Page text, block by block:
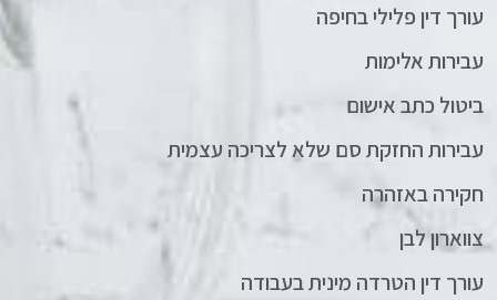
עורך דין פלילי בחיפה
עבירות אלימות
ביטול כתב אישום
עבירות החזקת סם שלא לצריכה עצמית
חקירה באזהרה
צווארון לבן
עורך דין הטרדה מינית בעבודה